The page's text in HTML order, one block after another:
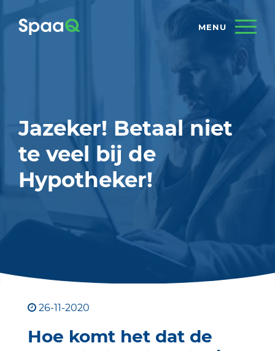
Jazeker! Betaal niet
te veel bij de
Hypotheker!
26-11-2020
Hoe komt het dat de